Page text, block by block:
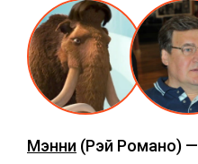
Мэнни (Рэй Романо) —